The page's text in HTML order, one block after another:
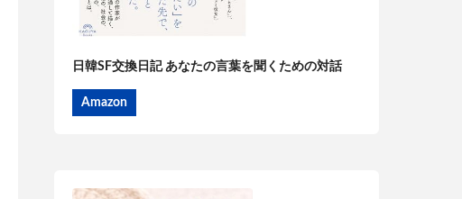
日韓SF交換日記 あなたの言葉を聞くための対話
Amazon